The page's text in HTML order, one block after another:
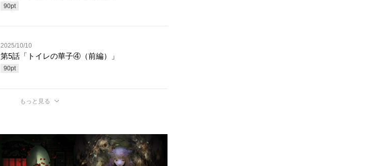
90pt
2025/10/10
第5話「トイレの華子④（前編）」
90pt
もっと見る